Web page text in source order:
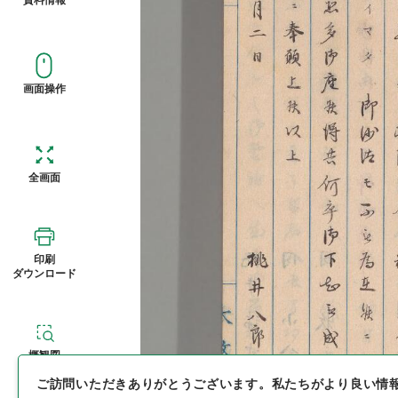
画面操作
全画面
印刷
ダウンロード
概観図
ご訪問いただきありがとうございます。 私たちがより良い情